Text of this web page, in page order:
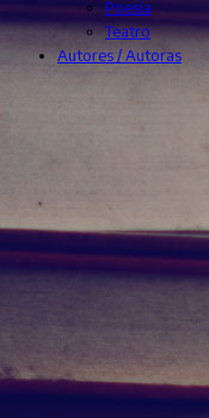
Poesía
Teatro
Autores / Autoras